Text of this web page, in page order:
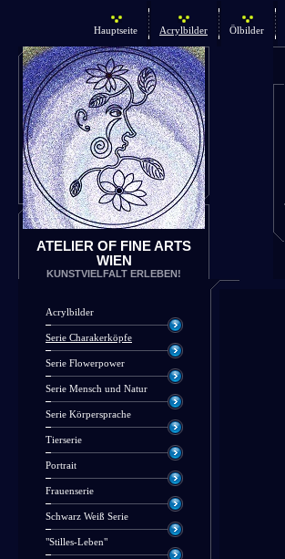
Hauptseite Acrylbilder Ölbilder
ATELIER OF FINE ARTS
WIEN
KUNSTVIELFALT ERLEBEN!
Acrylbilder
Serie Charakerköpfe
Serie Flowerpower
Serie Mensch und Natur
Serie Körpersprache
Tierserie
Portrait
Frauenserie
Schwarz Weiß Serie
"Stilles-Leben"